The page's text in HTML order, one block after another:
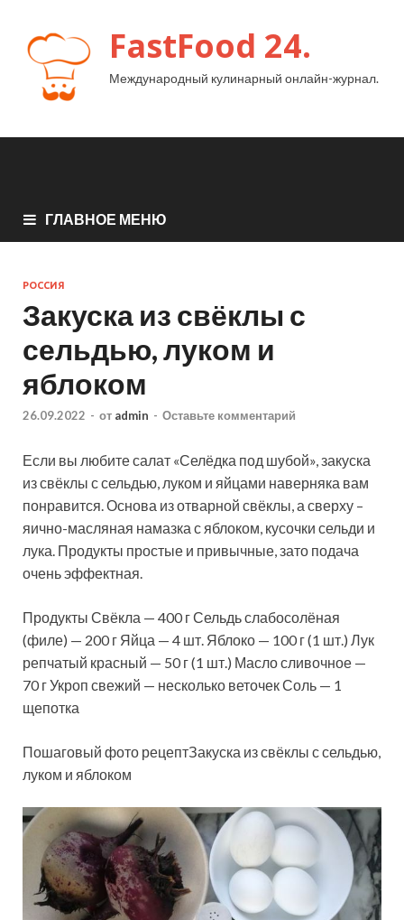
FastFood 24.
Международный кулинарный онлайн-журнал.
ГЛАВНОЕ МЕНЮ
РОССИЯ
Закуска из свёклы с
сельдью, луком и
яблоком
26.09.2022 - от admin - Оставьте комментарий
Если вы любите салат «Селёдка под шубой», закуска
из свёклы с сельдью, луком и яйцами наверняка вам
понравится. Основа из отварной свёклы, а сверху –
яично-масляная намазка с яблоком, кусочки сельди и
лука. Продукты простые и привычные, зато подача
очень эффектная.
Продукты Свёкла — 400 г Сельдь слабосолёная
(филе) — 200 г Яйца — 4 шт. Яблоко — 100 г (1 шт.) Лук
репчатый красный — 50 г (1 шт.) Масло сливочное —
70 г Укроп свежий — несколько веточек Соль — 1
щепотка
Пошаговый фото рецептЗакуска из свёклы с сельдью,
луком и яблоком